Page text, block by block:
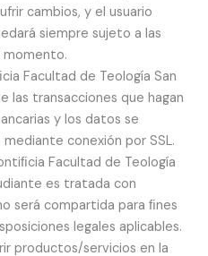
cambios, y el usuario
siempre sujeto a las
momento.
Facultad de Teología San
las transacciones que hagan
y los datos se
conexión por SSL.
Facultad de Teología
es tratada con
será compartida para ﬁnes
legales aplicables.
productos/servicios en la